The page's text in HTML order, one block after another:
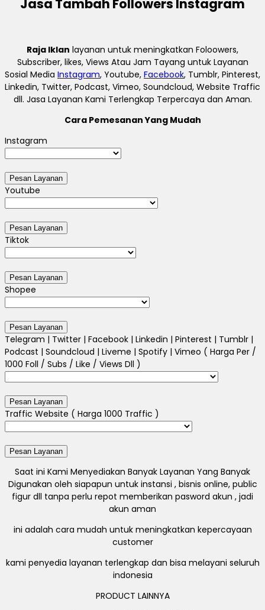
Jasa Tambah Followers Instagram
Raja Iklan layanan untuk meningkatkan Foloowers,
Subscriber, likes, Views Atau Jam Tayang untuk Layanan
Sosial Media Instagram, Youtube, Facebook, Tumblr, Pinterest,
Linkedin, Twitter, Podcast, Vimeo, Soundcloud, Website Traffic
dll. Jasa Layanan Kami Terlengkap Terpercaya dan Aman.
Cara Pemesanan Yang Mudah
Instagram
Youtube
Tiktok
Shopee
Telegram | Twitter | Facebook | Linkedin | Pinterest | Tumblr |
Podcast | Soundcloud | Liveme | Spotify | Vimeo ( Harga Per /
1000 Foll / Subs / Like / Views Dll )
Traffic Website ( Harga 1000 Traffic )
Saat ini Kami Menyediakan Banyak Layanan Yang Banyak
Digunakan oleh siapapun untuk instansi , bisnis online, public
figur dll tanpa perlu repot memberikan pasword akun , jadi
akun aman
ini adalah cara mudah untuk meningkatkan kepercayaan
customer
kami penyedia layanan terlengkap dan bisa melayani seluruh
indonesia
PRODUCT LAINNYA